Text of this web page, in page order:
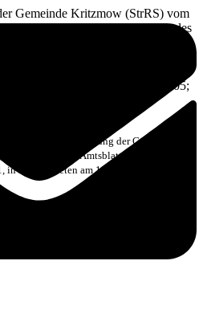
Gemeinde Kritzmow (StrRS) vom
Bekanntmachungsblatt des
Lambrechtshagen, Papendorf,
(Amtsblatt) „Der Landbote“ Nr.
in Kraft getreten am 14.06.2005;
der Gemeinde
im Amtsblatt „Der Landbote“
in Kraft getreten am 19.07.2011.